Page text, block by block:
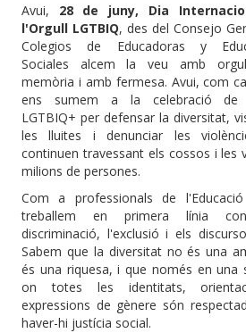
Avui, 28 de juny, Dia
l'Orgull LGTBIQ, des del Consejo
Colegios de Educadoras y
Sociales alcem la veu amb
memòria i amb fermesa. Avui, com
ens sumem a la celebració de
LGTBIQ+ per defensar la diversitat,
les lluites i denunciar les
continuen travessant els cossos i les
milions de persones.
Com a professionals de l'Educació
treballem en primera línia
discriminació, l'exclusió i els
Sabem que la diversitat no és una
és una riquesa, i que només en una
on totes les identitats,
expressions de gènere són
haver-hi justícia social.